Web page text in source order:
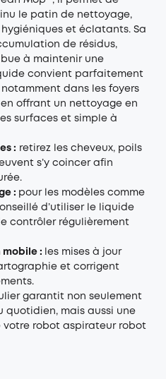
le patin de nettoyage,
et éclatants. Sa
de résidus,
à maintenir une
convient parfaitement
dans les foyers
offrant un nettoyage en
surfaces et simple à
: retirez les cheveux, poils
s’y coincer afin
: pour les modèles comme
d’utiliser le liquide
contrôler régulièrement
:
les mises à jour
et corrigent
garantit non seulement
quotidien, mais aussi une
votre robot aspirateur robot